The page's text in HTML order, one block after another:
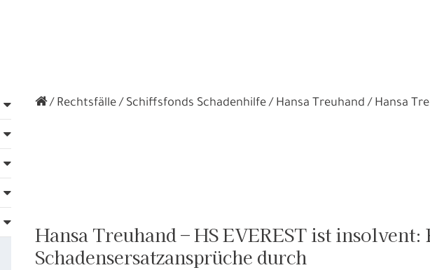
Rechtsfälle Schiffsfonds Schadenhilfe Hansa Treuhand Hansa
Hansa Treuhand – HS EVEREST ist
Schadensersatzansprüche durch